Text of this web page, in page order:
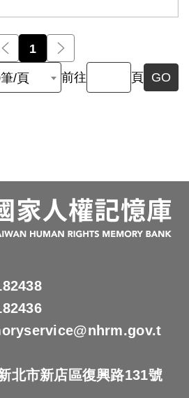
前一頁
1
/頁 前往 頁 GO
北市新店區復興路131號